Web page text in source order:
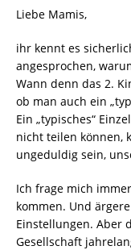
Liebe Mamis,
ihr kennt es
angesprochen,
Wann denn das 2.
ob man auch ein
Ein „typisches“
nicht teilen können,
ungeduldig sein,
Ich frage mich
kommen. Und
Einstellungen. Aber
Gesellschaft